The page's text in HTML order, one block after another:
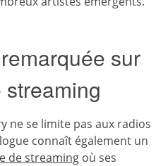
sur
ne se limite pas aux radios
connaît également un
de streaming où ses